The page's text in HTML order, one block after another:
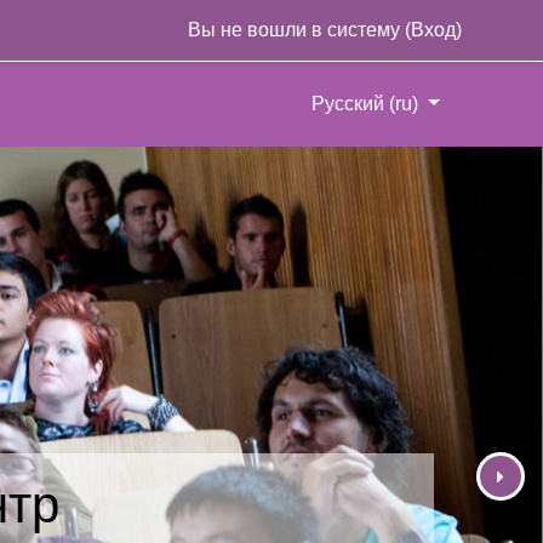
Вы не вошли в систему (Вход)
Русский ‎(ru)‎